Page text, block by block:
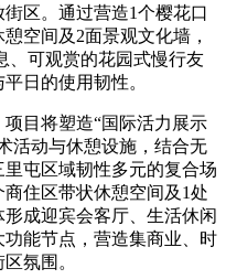
区。通过营造1个樱花口
空间及2面景观文化墙，
、可观赏的花园式慢行友
日的使用韧性。
目将塑造“国际活力展示
活动与休憩设施，结合无
屯区域韧性多元的复合场
住区带状休憩空间及1处
成迎宾会客厅、生活休闲
能节点，营造集商业、时
氛围。